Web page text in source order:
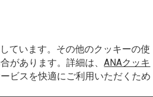
ています。その他のクッキーの使
があります。詳細は、ANAクッキ
ビスを快適にご利用いただくため